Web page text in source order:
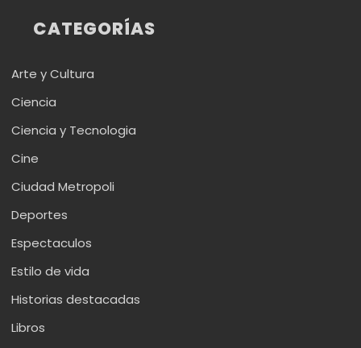
CATEGORÍAS
Arte y Cultura
Ciencia
Ciencia y Tecnologia
Cine
Ciudad Metropoli
Deportes
Espectaculos
Estilo de vida
Historias destacadas
Libros